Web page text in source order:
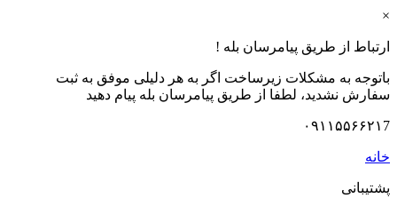
×
ارتباط از طریق پیامرسان بله !
باتوجه به مشکلات زیرساخت اگر به هر دلیلی موفق به ثبت
سفارش نشدید، لطفا از طریق پیامرسان بله پیام دهید
۰۹۱۱۵۵۶۶۲۱7
خانه
پشتیبانی